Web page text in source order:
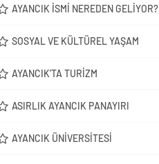
AYANCIK İSMI NEREDEN GELIYOR?
SOSYAL VE KÜLTÜREL YAŞAM
AYANCIK’TA TURIZM
ASIRLIK AYANCIK PANAYIRI
AYANCIK ÜNIVERSITESI